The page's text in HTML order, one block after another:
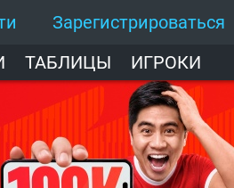
Зарегистрироваться
ТАБЛИЦЫ ИГРОКИ